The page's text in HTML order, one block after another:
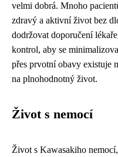
velmi dobrá. Mnoho
zdravý a aktivní život bez
dodržovat doporučení
kontrol, aby se
přes prvotní obavy existuje
na plnohodnotný život.
Život s nemocí
Život s Kawasakiho